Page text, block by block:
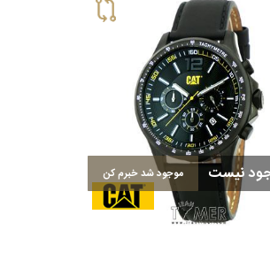
نیست موجود شد خبرم کن